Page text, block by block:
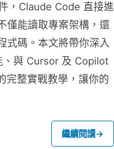
，Claude Code 直接進
僅能讀取專案架構，還
式碼。本文將帶你深入
、與 Cursor 及 Copilot
完整實戰教學，讓你的
繼續閱讀→